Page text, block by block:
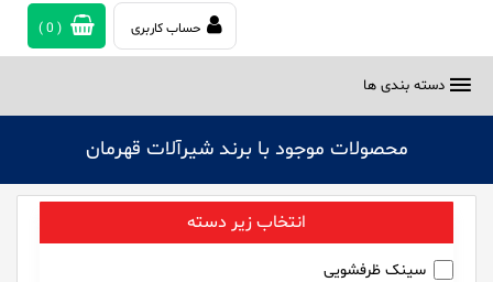
حساب کاربری (
0
)
دسته بندی ها
محصولات موجود با برند شیرآلات قهرمان
انتخاب زیر دسته
سینک ظرفشویی